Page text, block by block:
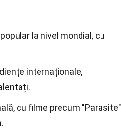
la nivel mondial, cu
internaționale,
cu filme precum